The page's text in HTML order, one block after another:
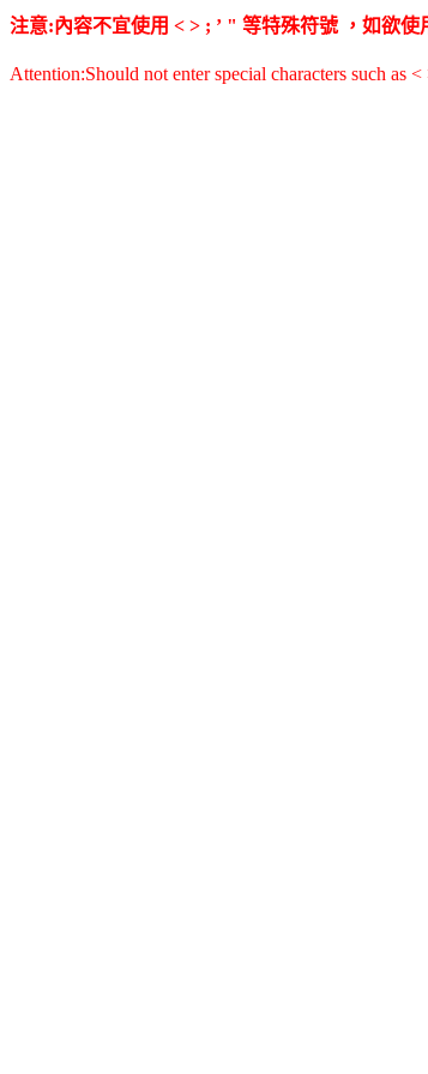
注意:內容不宜使用 < > ; ’ " 等特殊符號 ，如欲
Attention:Should not enter special characters such as